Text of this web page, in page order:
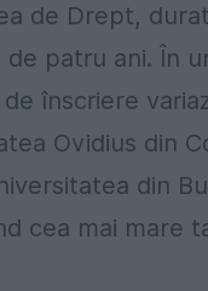
de Drept,
patru ani. În
de înscriere
Ovidius din
din
cea mai mare